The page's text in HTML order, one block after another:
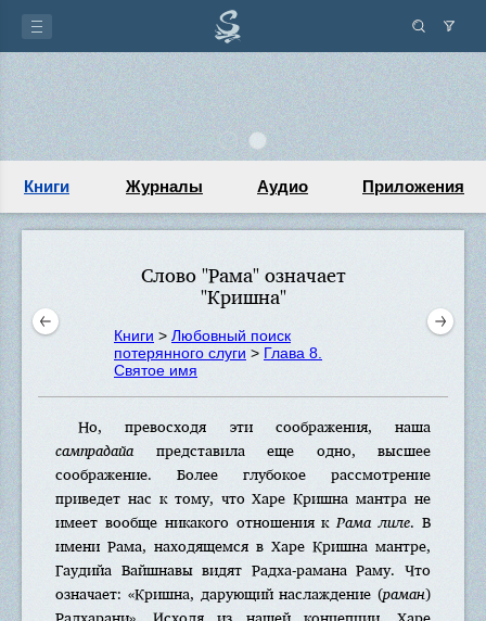
Книги Журналы Аудио Приложения
Слово "Рама" означает
"Кришна"
Книги > Любовный поиск
потерянного слуги > Глава 8.
Святое имя
Но, превосходя эти соображения, наша
сампрадайапредставила еще одно, высшее
соображение. Более глубокое рассмотрение
приведет нас к тому, что Харе Кришна мантра не
имеет вообще никакого отношения кРама лиле. В
имени Рама, находящемся в Харе Кришна мантре,
Гаудийа Вайшнавы видят Радха-рамана Раму. Что
означает: «Кришна, дарующий наслаждение (раман)